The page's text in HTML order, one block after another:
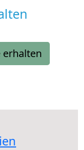
erhalten